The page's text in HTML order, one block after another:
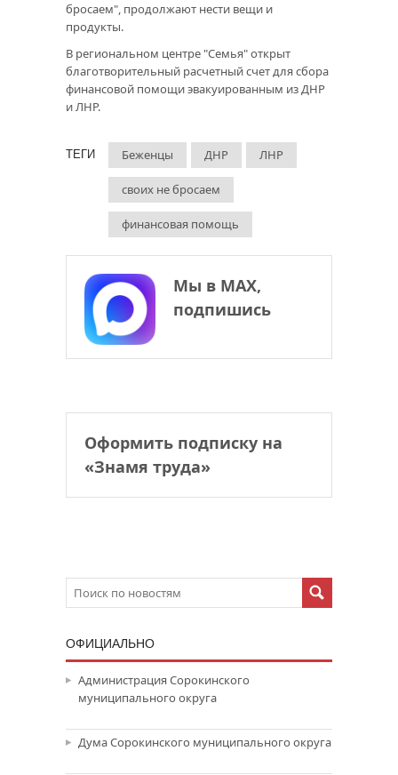
бросаем", продолжают нести вещи и
продукты.
В региональном центре "Семья" открыт
благотворительный расчетный счет для сбора
финансовой помощи эвакуированным из ДНР
и ЛНР.
ТЕГИ Беженцы ДНР ЛНР
своих не бросаем
финансовая помощь
Мы в МАХ,
подпишись
Оформить подписку на
«Знамя труда»
ОФИЦИАЛЬНО
Администрация Сорокинского
муниципального округа
Дума Сорокинского муниципального округа